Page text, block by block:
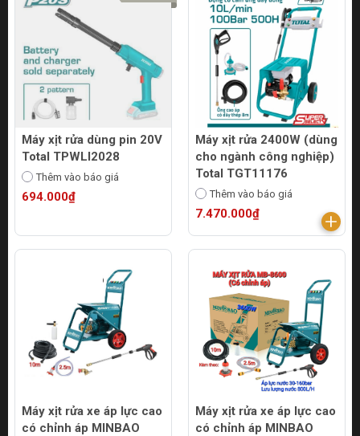
Máy xịt rửa dùng pin 20V
Total TPWLI2028
Thêm vào báo giá
694.000₫
Máy xịt rửa 2400W (dùng
cho ngành công nghiệp)
Total TGT11176
Thêm vào báo giá
7.470.000₫
Máy xịt rửa xe áp lực cao
có chỉnh áp MINBAO
Máy xịt rửa xe áp lực cao
có chỉnh áp MINBAO